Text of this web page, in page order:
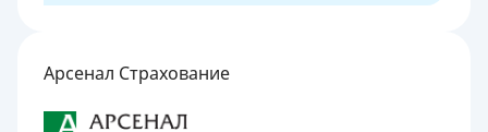
Арсенал Страхование